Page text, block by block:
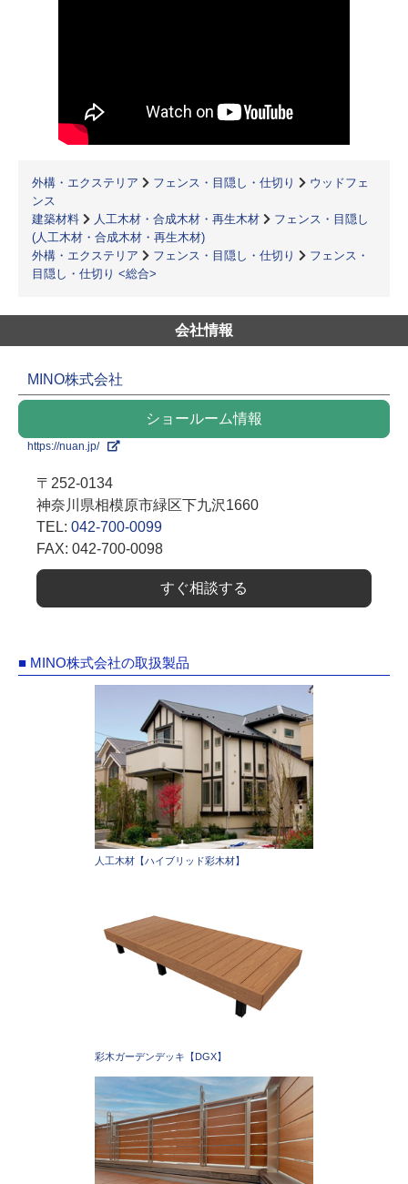
外構・エクステリア フェンス・目隠し・仕切り
ウッドフェ
ンス
建築材料
人工木材・合成木材・再生木材
フェンス・目隠し
(人工木材・合成木材・再生木材)
外構・エクステリア
フェンス・目隠し・仕切り
フェンス・
目隠し・仕切り <総合>
会社情報
MINO株式会社
ショールーム情報
https://nuan.jp/
〒252-0134
神奈川県相模原市緑区下九沢1660
TEL: 042-700-0099
FAX: 042-700-0098
すぐ相談する
■ MINO株式会社の取扱製品
人工木材【ハイブリッド彩木材】
彩木ガーデンデッキ【DGX】